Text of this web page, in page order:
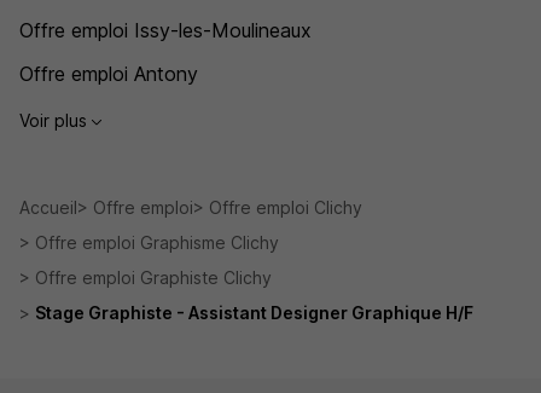
Offre emploi Issy-les-Moulineaux
Offre emploi Antony
Voir plus
Accueil Offre emploi
Offre emploi Clichy
Offre emploi Graphisme Clichy
Offre emploi Graphiste Clichy
Stage Graphiste - Assistant Designer Graphique H/F